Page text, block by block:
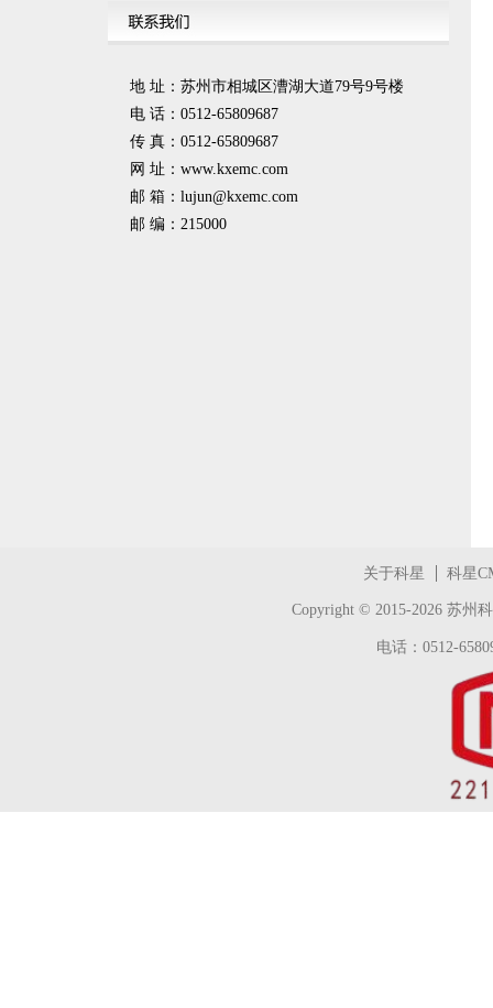
地 址：苏州市相城区漕湖大道79号9号楼
电 话：0512-65809687
传 真：0512-65809687
网 址：www.kxemc.com
邮 箱： lujun@kxemc.com
邮 编：215000
关于科星 科星
Copyright © 2015-2026 苏州
电话：0512-